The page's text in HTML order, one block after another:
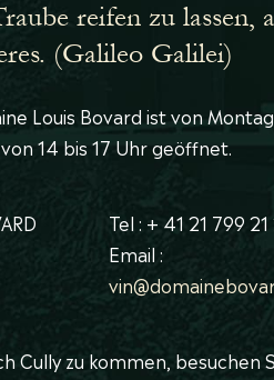
reifen zu lassen,
(Galileo Galilei)
Louis Bovard ist von
14 bis 17 Uhr geöffnet.
Tel : + 41 21 799 21
Email :
Cully zu kommen, besuchen